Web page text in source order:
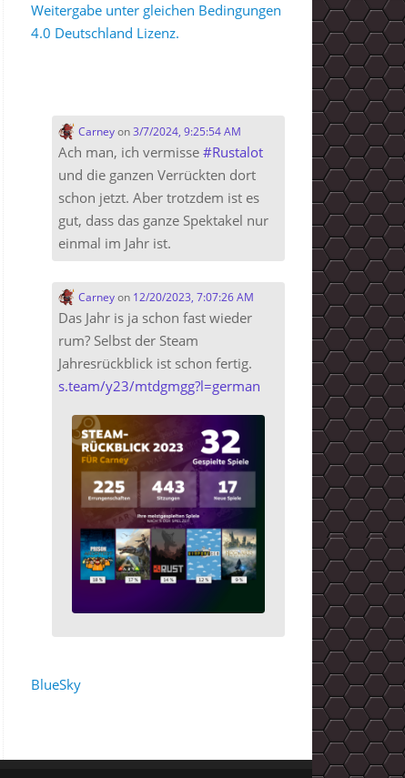
Weitergabe unter gleichen Bedingungen
4.0 Deutschland Lizenz.
Carneyon3/7/2024, 9:25:54 AM
Ach man, ich vermisse #Rustalot
und die ganzen Verrückten dort
schon jetzt. Aber trotzdem ist es
gut, dass das ganze Spektakel nur
einmal im Jahr ist.
Carneyon 12/20/2023, 7:07:26 AM
Das Jahr is ja schon fast wieder
rum? Selbst der Steam
Jahresrückblick ist schon fertig.
s.team/y23/mtdgmgg?l=german
BlueSky